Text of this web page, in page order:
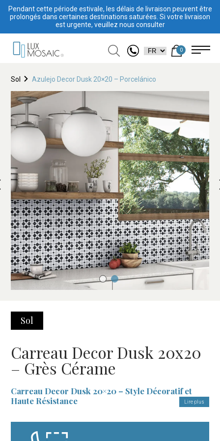
Pendant cette période estivale, les délais de livraison peuvent être
prolongés dans certaines destinations saturées. Si votre livraison
est urgente, veuillez nous consulter
0
Sol Azulejo Decor Dusk 20×20 – Porcelánico
Sol
Carreau Decor Dusk 20x20
– Grès Cérame
Carreau Decor Dusk 20×20 – Style Décoratif et
Haute Résistance
LeCarreau Decor Dusk 20×20est le choix idéal pour ceux qui
recherchent un revêtement combinant design et fonctionnalité.
Lire plus